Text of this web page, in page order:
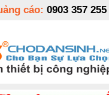
cáo: 0903 357 255